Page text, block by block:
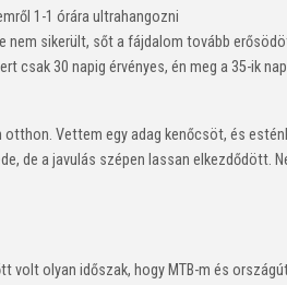
1-1 órára ultrahangozni
sikerült, sőt a fájdalom tovább
30 napig érvényes, én meg a 35-ik
Vettem egy adag kenőcsöt, és
de a javulás szépen lassan
olyan időszak, hogy MTB-m és